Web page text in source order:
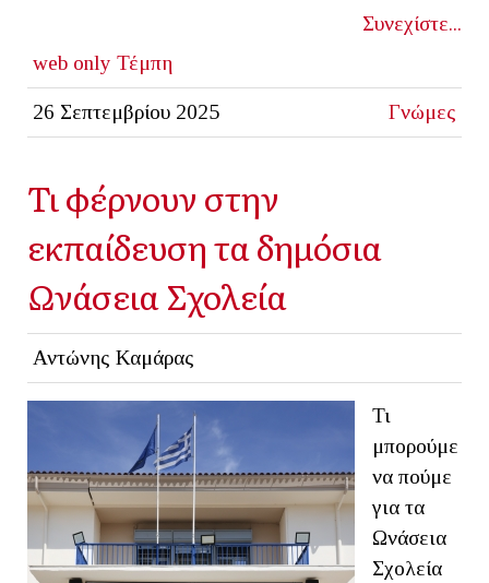
Συνεχίστε...
web only Τέμπη
26 Σεπτεμβρίου 2025 Γνώμες
Τι φέρνουν στην
εκπαίδευση τα δημόσια
Ωνάσεια Σχολεία
Αντώνης Καμάρας
Τι
μπορούμε
να πούμε
για τα
Ωνάσεια
Σχολεία